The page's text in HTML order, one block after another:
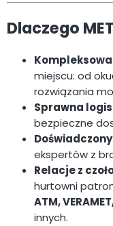
Dlaczego
miejscu: od
rozwiązania
Sprawna
bezpieczne
ekspertów z
Relacje z
hurtowni
ATM,
innych.